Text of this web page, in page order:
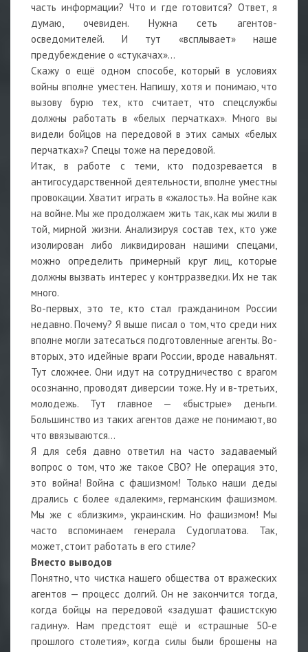
часть информации? Что и где готовится? Ответ, я
думаю, очевиден. Нужна сеть агентов-
осведомителей. И тут «всплывает» наше
предубеждение о «стукачах»…
Скажу о ещё одном способе, который в условиях
войны вполне уместен. Напишу, хотя и понимаю, что
вызову бурю тех, кто считает, что спецслужбы
должны работать в «белых перчатках». Много вы
видели бойцов на передовой в этих самых «белых
перчатках»? Спецы тоже на передовой.
Итак, в работе с теми, кто подозревается в
антигосударственной деятельности, вполне уместны
провокации. Хватит играть в «жалость». На войне как
на войне. Мы же продолжаем жить так, как мы жили в
той, мирной жизни. Анализируя состав тех, кто уже
изолирован либо ликвидирован нашими спецами,
можно определить примерный круг лиц, которые
должны вызвать интерес у контрразведки. Их не так
много.
Во-первых, это те, кто стал гражданином России
недавно. Почему? Я выше писал о том, что среди них
вполне могли затесаться подготовленные агенты. Во-
вторых, это идейные враги России, вроде навальнят.
Тут сложнее. Они идут на сотрудничество с врагом
осознанно, проводят диверсии тоже. Ну и в-третьих,
молодежь. Тут главное — «быстрые» деньги.
Большинство из таких агентов даже не понимают, во
что ввязываются…
Я для себя давно ответил на часто задаваемый
вопрос о том, что же такое СВО? Не операция это,
это война! Война с фашизмом! Только наши деды
дрались с более «далеким», германским фашизмом.
Мы же с «близким», украинским. Но фашизмом! Мы
часто вспоминаем генерала Судоплатова. Так,
может, стоит работать в его стиле?
Вместо выводов
Понятно, что чистка нашего общества от вражеских
агентов — процесс долгий. Он не закончится тогда,
когда бойцы на передовой «задушат фашистскую
гадину». Нам предстоят ещё и «страшные 50-е
прошлого столетия», когда силы были брошены на